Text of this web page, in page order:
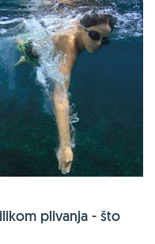
plivanja - što